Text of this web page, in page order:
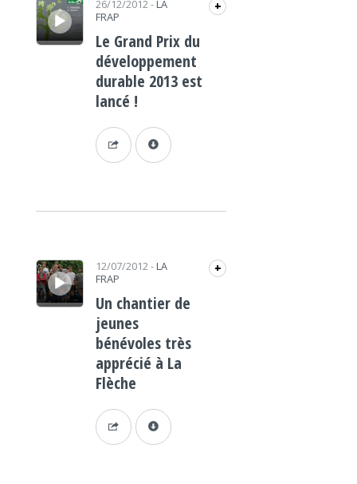
26/12/2012- LA
FRAP
+
Le Grand Prix du
développement
durable 2013 est
lancé !
Lecteur audio 12/07/2012- LA
FRAP
+
Un chantier de
jeunes
bénévoles très
apprécié à La
Flèche